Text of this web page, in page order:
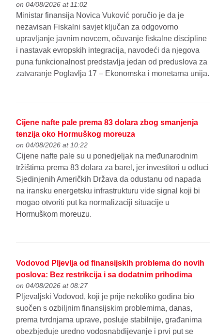
on 04/08/2026 at 11:02
Ministar finansija Novica Vuković poručio je da je
nezavisan Fiskalni savjet ključan za odgovorno
upravljanje javnim novcem, očuvanje fiskalne discipline
i nastavak evropskih integracija, navodeći da njegova
puna funkcionalnost predstavlja jedan od preduslova za
zatvaranje Poglavlja 17 – Ekonomska i monetarna unija.
Cijene nafte pale prema 83 dolara zbog smanjenja
tenzija oko Hormuškog moreuza
on 04/08/2026 at 10:22
Cijene nafte pale su u ponedjeljak na međunarodnim
tržištima prema 83 dolara za barel, jer investitori u odluci
Sjedinjenih Američkih Država da odustanu od napada
na iransku energetsku infrastrukturu vide signal koji bi
mogao otvoriti put ka normalizaciji situacije u
Hormuškom moreuzu.
Vodovod Pljevlja od finansijskih problema do novih
poslova: Bez restrikcija i sa dodatnim prihodima
on 04/08/2026 at 08:27
Pljevaljski Vodovod, koji je prije nekoliko godina bio
suočen s ozbiljnim finansijskim problemima, danas,
prema tvrdnjama uprave, posluje stabilnije, građanima
obezbjeđuje uredno vodosnabdijevanje i prvi put se